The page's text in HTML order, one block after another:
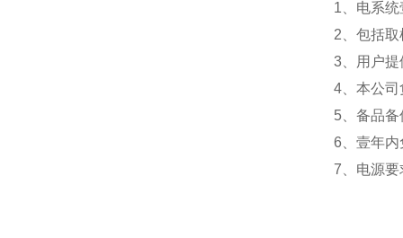
1、电系统
2、包括
3、用户
4、本公
5、备品备
6、壹年
7、电源